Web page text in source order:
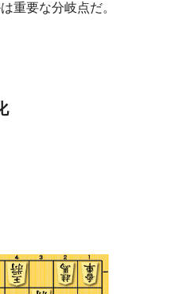
要な分岐点だ。